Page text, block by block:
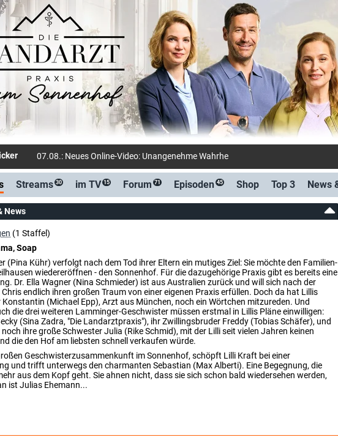
07.08.: Neues Online-Video: Unangenehme Wahrheiten (waiputhek)
Streams 30 im TV 15 Forum 71 Episoden 45 Shop Top 3 News
News
(1 Staffel)
Soap
(Pina Kühr) verfolgt nach dem Tod ihrer Eltern ein mutiges Ziel: Sie möchte den Familien-
wiedereröffnen - den Sonnenhof. Für die dazugehörige Praxis gibt es bereits eine
Dr. Ella Wagner (Nina Schmieder) ist aus Australien zurück und will sich nach der
endlich ihren großen Traum von einer eigenen Praxis erfüllen. Doch da hat Lillis
(Michael Epp), Arzt aus München, noch ein Wörtchen mitzureden. Und
die drei weiteren Lamminger-Geschwister müssen erstmal in Lillis Pläne einwilligen:
(Sina Zadra, "Die Landarztpraxis"), ihr Zwillingsbruder Freddy (Tobias Schäfer), und
ihre große Schwester Julia (Rike Schmid), mit der Lilli seit vielen Jahren keinen
die den Hof am liebsten schnell verkaufen würde.
Geschwisterzusammenkunft im Sonnenhof, schöpft Lilli Kraft bei einer
und trifft unterwegs den charmanten Sebastian (Max Alberti). Eine Begegnung, die
aus dem Kopf geht. Sie ahnen nicht, dass sie sich schon bald wiedersehen werden,
ist Julias Ehemann...